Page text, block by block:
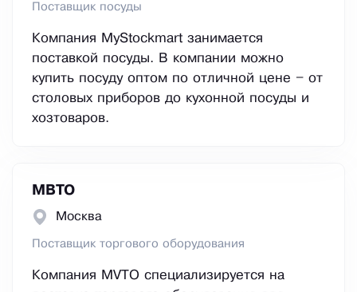
Поставщик посуды
Компания MyStockmart занимается
поставкой посуды. В компании можно
купить посуду оптом по отличной цене – от
столовых приборов до кухонной посуды и
хозтоваров.
МВТО
Москва
Поставщик торгового оборудования
Компания MVTO специализируется на